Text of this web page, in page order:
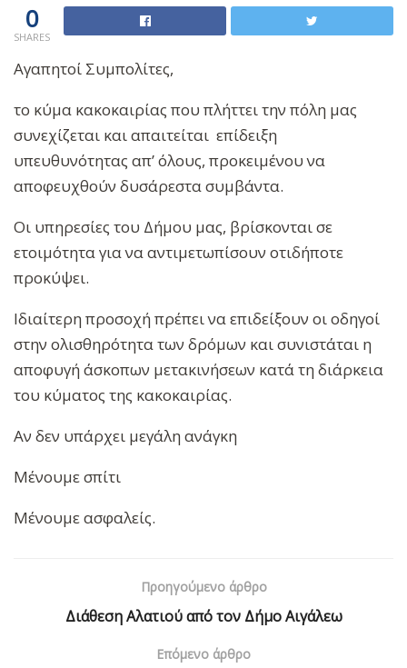
0
SHARES
Αγαπητοί Συμπολίτες,
το κύμα κακοκαιρίας που πλήττει την πόλη μας
συνεχίζεται και απαιτείται επίδειξη
υπευθυνότητας απ’ όλους, προκειμένου να
αποφευχθούν δυσάρεστα συμβάντα.
Οι υπηρεσίες του Δήμου μας, βρίσκονται σε
ετοιμότητα για να αντιμετωπίσουν οτιδήποτε
προκύψει.
Ιδιαίτερη προσοχή πρέπει να επιδείξουν οι οδηγοί
στην ολισθηρότητα των δρόμων και συνιστάται η
αποφυγή άσκοπων μετακινήσεων κατά τη διάρκεια
του κύματος της κακοκαιρίας.
Αν δεν υπάρχει μεγάλη ανάγκη
Μένουμε σπίτι
Μένουμε ασφαλείς.
Προηγούμενο άρθρο
Διάθεση Αλατιού από τον Δήμο Αιγάλεω
Επόμενο άρθρο